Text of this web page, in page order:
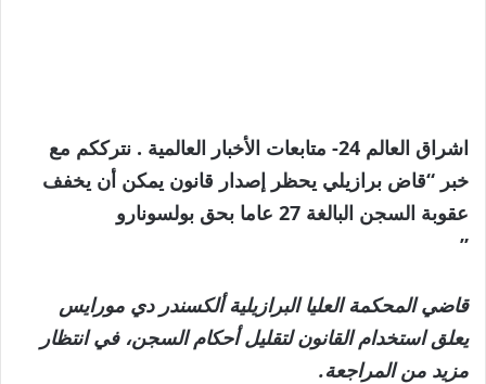
اشراق العالم 24- متابعات الأخبار العالمية . نترككم مع
خبر “قاض برازيلي يحظر إصدار قانون يمكن أن يخفف
عقوبة السجن البالغة 27 عاما بحق بولسونارو
”
قاضي المحكمة العليا البرازيلية ألكسندر دي مورايس
يعلق استخدام القانون لتقليل أحكام السجن، في انتظار
مزيد من المراجعة.